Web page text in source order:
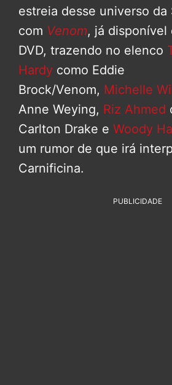
estreia desse universo da
com Venom, já disponível
DVD, trazendo no elenco
Hardy como Eddie
Brock/Venom, Michelle
Anne Weying, Riz Ahmed
Carlton Drake e Woody
um rumor de que irá
Carnificina.
PUBLICIDADE